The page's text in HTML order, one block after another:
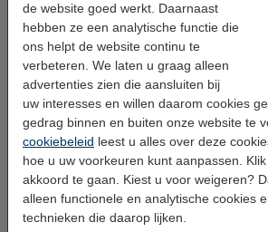
de website goed werkt. Daarnaast
hebben ze een analytische functie die
ons helpt de website continu te
verbeteren. We laten u graag alleen
advertenties zien die aansluiten bij
uw interesses en willen daarom cookies
gedrag binnen en buiten onze website te
cookiebeleid leest u alles over deze
hoe u uw voorkeuren kunt aanpassen.
akkoord te gaan. Kiest u voor weigeren?
alleen functionele en analytische cookies
technieken die daarop lijken.
Barcodes: ja (9 protocollen)
Labelbreedte: tot 62 mm
Resolutie: 203 dpi
Netwerk: bluetooth, USB
Mobiel printen: ja
Extra info: uw oude apparaat
Tip: extra labels meebestellen